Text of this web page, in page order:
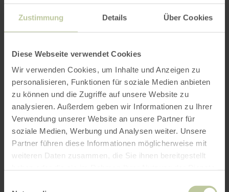
Zustimmung Details Über Cookies
Diese Webseite verwendet Cookies
Wir verwenden Cookies, um Inhalte und Anzeigen zu
personalisieren, Funktionen für soziale Medien anbieten
zu können und die Zugriffe auf unsere Website zu
analysieren. Außerdem geben wir Informationen zu Ihrer
Verwendung unserer Website an unsere Partner für
soziale Medien, Werbung und Analysen weiter. Unsere
Partner führen diese Informationen möglicherweise mit
weiteren Daten zusammen, die Sie ihnen bereitgestellt
Meer informatie
Openingstijden
Kenmerken / bijzonderheden
Categorieën
Impressies